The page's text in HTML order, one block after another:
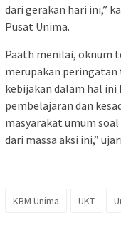
dari gerakan hari ini,”
Pusat Unima.
Paath menilai, oknum
merupakan peringatan
kebijakan dalam hal
pembelajaran dan
masyarakat umum
dari massa aksi ini,”
KBM Unima UKT